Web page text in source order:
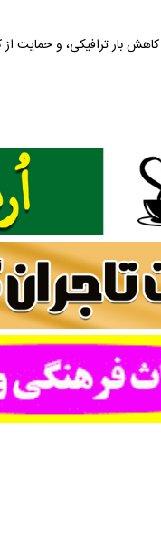
بار ترافیکی، و حمایت